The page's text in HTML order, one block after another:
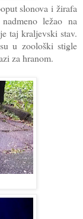
slonova i žirafa
ležao na
taj kraljevski stav.
u zoološki stigle
za hranom.